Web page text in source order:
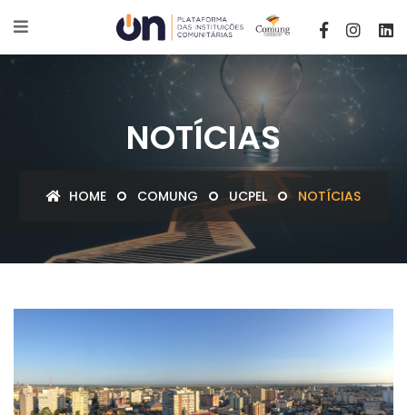
NOTÍCIAS
HOME COMUNG UCPEL NOTÍCIAS